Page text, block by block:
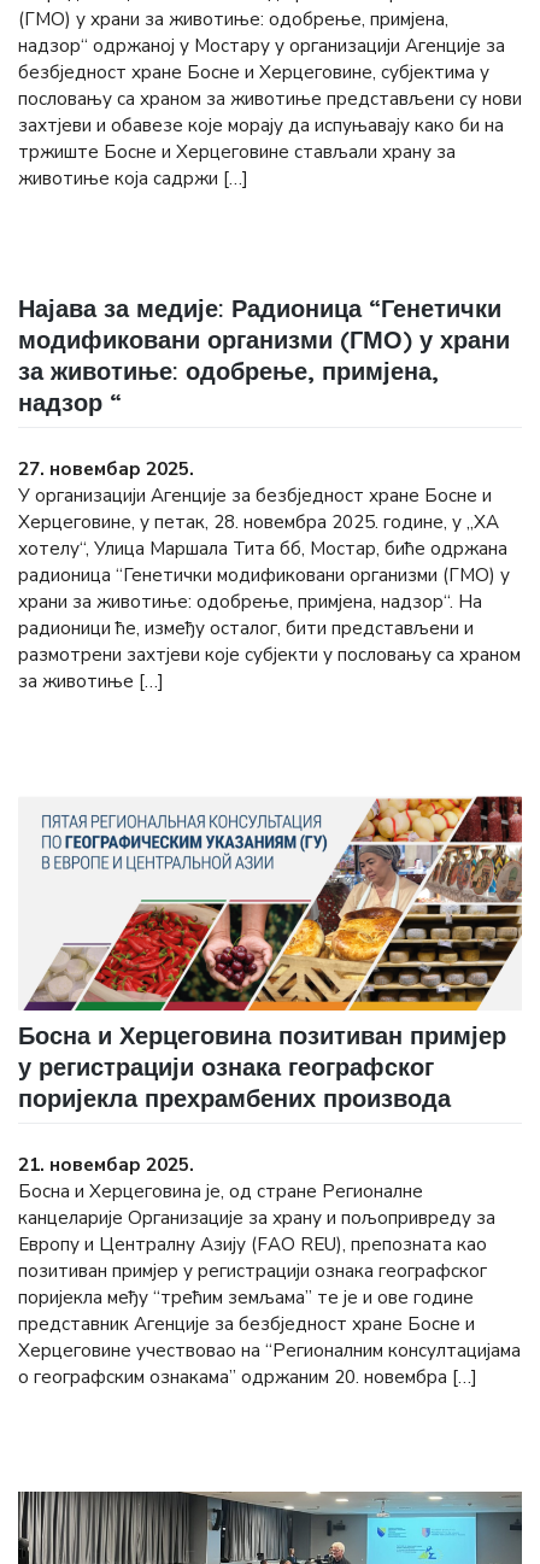
(ГМО) у храни за животиње: одобрење, примјена,
надзор“ одржаној у Мостару у организацији Агенције за
безбједност хране Босне и Херцеговине, субјектима у
пословању са храном за животиње представљени су нови
захтјеви и обавезе које морају да испуњавају како би на
тржиште Босне и Херцеговине стављали храну за
животиње која садржи […]
Најава за медије: Радионица “Генетички
модификовани организми (ГМО) у храни
за животиње: одобрење, примјена,
надзор “
27. новембар 2025.
У организацији Агенције за безбједност хране Босне и
Херцеговине, у петак, 28. новембра 2025. године, у „ХА
хотелу“, Улица Маршала Тита бб, Мостар, биће одржана
радионица “Генетички модификовани организми (ГМО) у
храни за животиње: одобрење, примјена, надзор“. На
радионици ће, између осталог, бити представљени и
размотрени захтјеви које субјекти у пословању са храном
за животиње […]
Босна и Херцеговина позитиван примјер
у регистрацији ознака географског
поријекла прехрамбених производа
21. новембар 2025.
Босна и Херцеговина је, од стране Регионалнe
канцеларије Организације за храну и пољопривреду за
Европу и Централну Азију (FАО REU), препозната као
позитиван примјер у регистрацији ознака географског
поријекла међу “трећим земљама” те је и ове године
представник Агенције за безбједност хране Босне и
Херцеговине учествовао на “Регионалним консултацијама
о географским ознакама” одржаним 20. новембра […]